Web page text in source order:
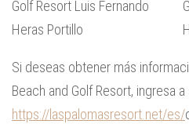
Si deseas obtener más
Beach and Golf Resort, ingresa
https://laspalomasresort.net/es/